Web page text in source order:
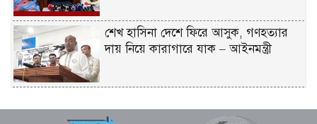
শেখ হাসিনা দেশে ফিরে আসুক, গণহত্যার
দায় নিয়ে কারাগারে যাক – আইনমন্ত্রী
প্রত্যয়ে পঞ্চম দিনের বৃক্ষরোপণ